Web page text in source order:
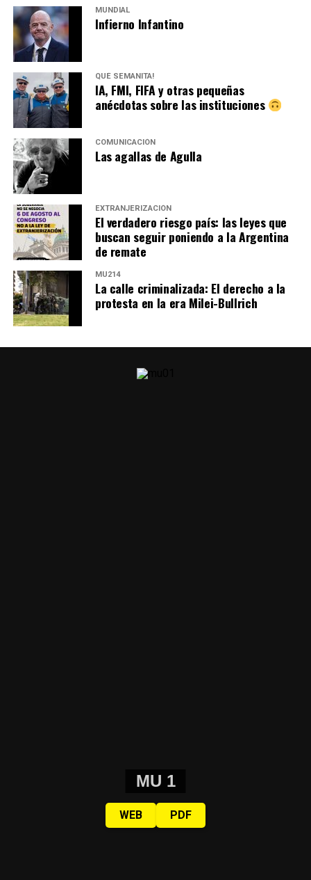
MUNDIAL
Infierno Infantino
QUÉ SEMANITA!
IA, FMI, FIFA y otras pequeñas
anécdotas sobre las instituciones
COMUNICACIÓN
Las agallas de Agulla
EXTRANJERIZACIÓN
El verdadero riesgo país: las leyes que
buscan seguir poniendo a la Argentina
de remate
MU214
La calle criminalizada: El derecho a la
protesta en la era Milei-Bullrich
MU 1
WEB PDF